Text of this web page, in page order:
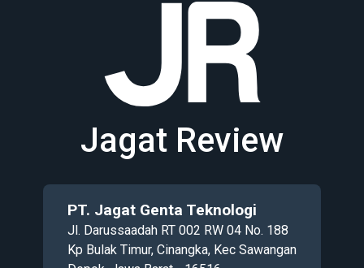
Jagat Review
PT. Jagat Genta Teknologi
Jl. Darussaadah RT 002 RW 04 No. 188
Kp Bulak Timur, Cinangka, Kec Sawangan